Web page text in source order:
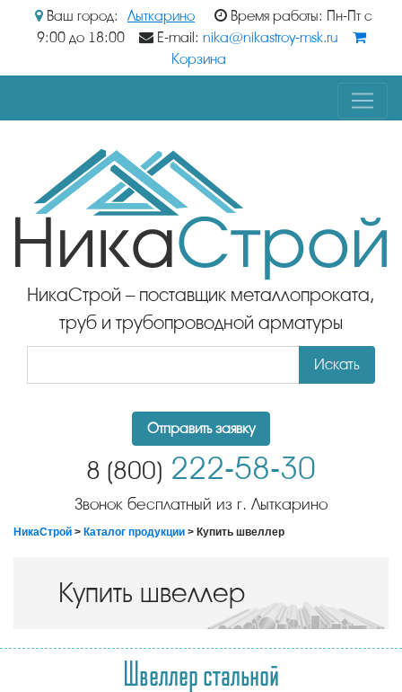
Ваш город: Лыткарино
Время работы: Пн-Пт с
9:00 до 18:00
E-mail: nika@nikastroy-msk.ru
Корзина
НикаСтрой – поставщик металлопроката,
труб и трубопроводной арматуры
Искать
Отправить заявку
8 (800) 222-58-30
Звонок бесплатный из г. Лыткарино
НикаСтрой > Каталог продукции > Купить швеллер
Купить швеллер
Швеллер стальной